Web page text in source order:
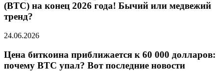
(BTC) на конец 2026 года! Бычий или медвежий
тренд?
24.06.2026
Цена биткоина приближается к 60 000 долларов:
почему BTC упал? Вот последние новости